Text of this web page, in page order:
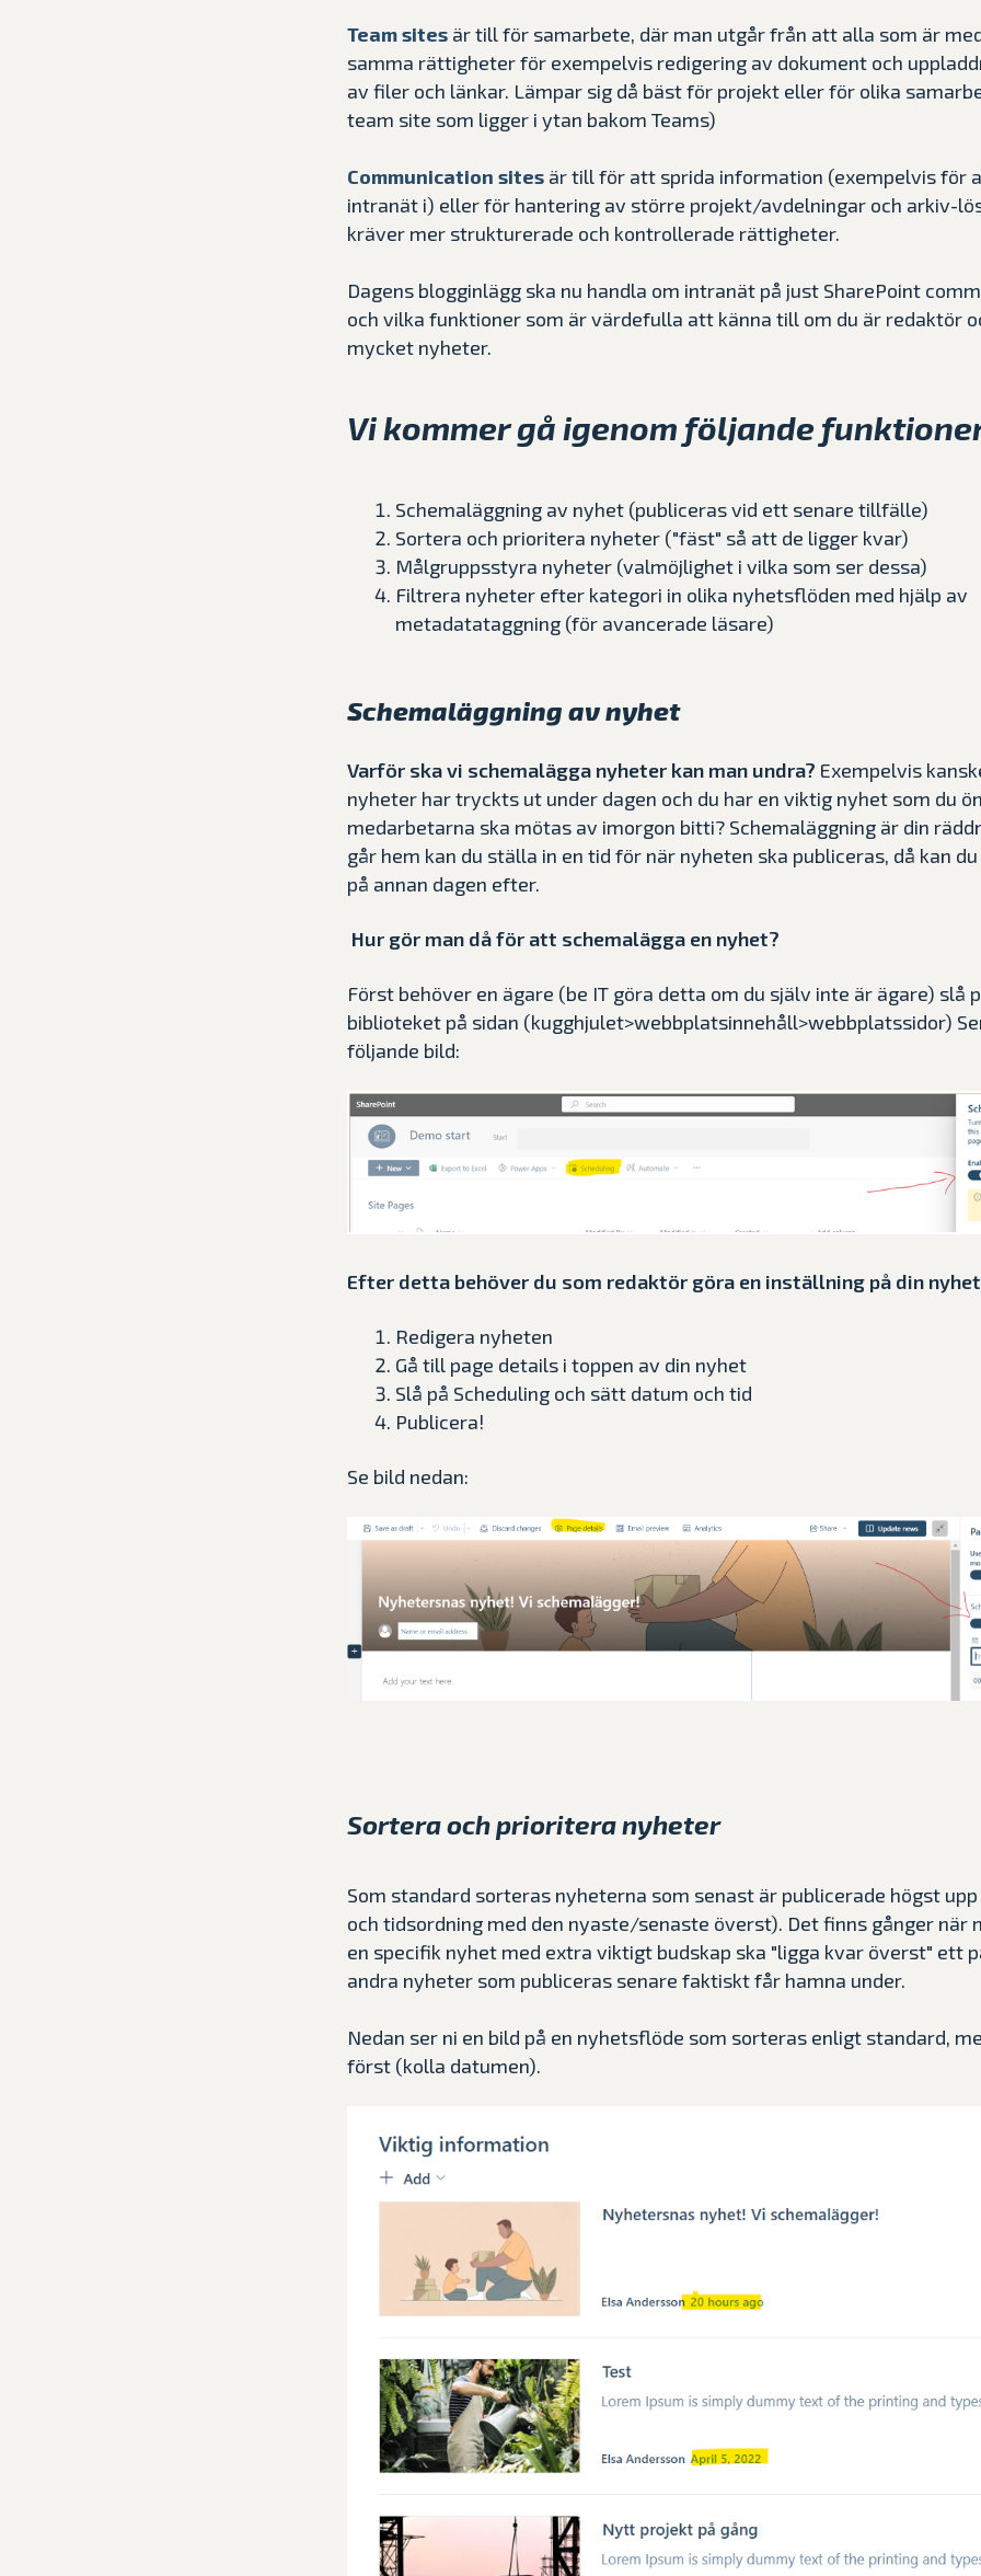
Team sites är till för samarbete, där man utgår från att alla som är
samma rättigheter för exempelvis redigering av dokument och
av filer och länkar. Lämpar sig då bäst för projekt eller för olika
team site som ligger i ytan bakom Teams)
Communication sites är till för att sprida information (exempelvis för
intranät i) eller för hantering av större projekt/avdelningar och arkiv-
kräver mer strukturerade och kontrollerade rättigheter.
Dagens blogginlägg ska nu handla om intranät på just SharePoint
och vilka funktioner som är värdefulla att känna till om du är redaktör
mycket nyheter.
Vi kommer gå igenom följande
Schemaläggning av nyhet (publiceras vid ett senare tillfälle)
Sortera och prioritera nyheter ("fäst" så att de ligger kvar)
Målgruppsstyra nyheter (valmöjlighet i vilka som ser dessa)
Filtrera nyheter efter kategori in olika nyhetsflöden med hjälp av
metadatataggning (för avancerade läsare)
Schemaläggning av nyhet
Varför ska vi schemalägga nyheter kan man undra? Exempelvis
nyheter har tryckts ut under dagen och du har en viktig nyhet som du
medarbetarna ska mötas av imorgon bitti? Schemaläggning är din
går hem kan du ställa in en tid för när nyheten ska publiceras, då kan
på annan dagen efter.
Hur gör man då för att schemalägga en nyhet?
Först behöver en ägare (be IT göra detta om du själv inte är ägare) slå
biblioteket på sidan (kugghjulet>webbplatsinnehåll>webbplatssidor)
följande bild:
Efter detta behöver du som redaktör göra en inställning på din
Redigera nyheten
Gå till page details i toppen av din nyhet
Slå på Scheduling och sätt datum och tid
Publicera!
Se bild nedan:
Sortera och prioritera nyheter
Som standard sorteras nyheterna som senast är publicerade högst
och tidsordning med den nyaste/senaste överst). Det finns gånger när
en specifik nyhet med extra viktigt budskap ska "ligga kvar överst" ett
andra nyheter som publiceras senare faktiskt får hamna under.
Nedan ser ni en bild på en nyhetsflöde som sorteras enligt standard,
först (kolla datumen).